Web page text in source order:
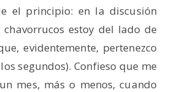
el principio: en la discusión
estoy del lado de
evidentemente, pertenezco
segundos). Confieso que me
mes, más o menos, cuando